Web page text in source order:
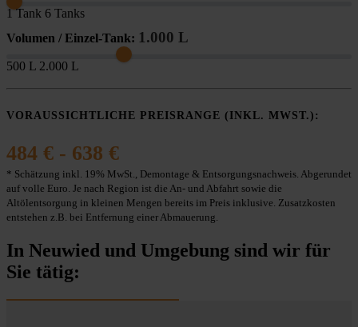
1 Tank 6 Tanks
Volumen / Einzel-Tank: 1.000 L
500 L 2.000 L
VORAUSSICHTLICHE PREISRANGE (INKL. MWST.):
484 € - 638 €
* Schätzung inkl. 19% MwSt., Demontage & Entsorgungsnachweis. Abgerundet
auf volle Euro. Je nach Region ist die An- und Abfahrt sowie die
Altölentsorgung in kleinen Mengen bereits im Preis inklusive. Zusatzkosten
entstehen z.B. bei Entfernung einer Abmauerung.
In Neuwied und Umgebung sind wir für
Sie tätig: